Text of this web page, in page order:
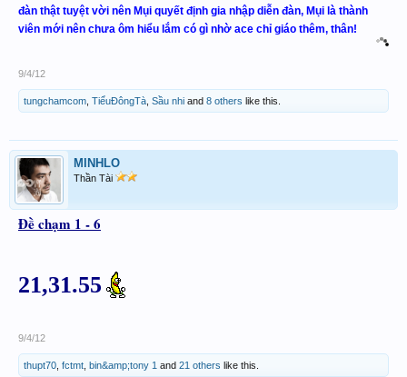
đàn thật tuyệt vời nên Mụi quyết định gia nhập diễn đàn, Mụi là thành
viên mới nên chưa ôm hiểu lắm có gì nhờ ace chỉ giáo thêm, thân!
9/4/12
tungchamcom TiểuĐôngTà Sầu nhi and 8 others like this.
MINHLO
Thần Tài
Đề chạm 1 - 6
21,31.55
9/4/12
thupt70 fctmt bin&amp;tony 1 and 21 others like this.